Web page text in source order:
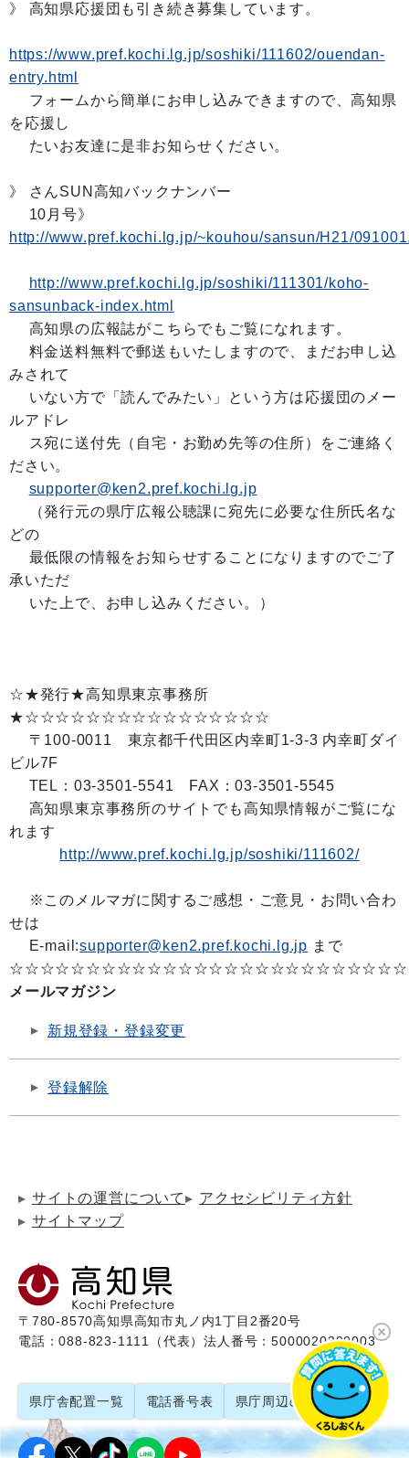
》 高知県応援団も引き続き募集しています。
https://www.pref.kochi.lg.jp/soshiki/111602/ouendan-
entry.html
フォームから簡単にお申し込みできますので、高知県
を応援し
たいお友達に是非お知らせください。
》 さんSUN高知バックナンバー
10月号》
http://www.pref.kochi.lg.jp/~kouhou/sansun/H21/
http://www.pref.kochi.lg.jp/soshiki/111301/koho-
sansunback-index.html
高知県の広報誌がこちらでもご覧になれます。
料金送料無料で郵送もいたしますので、まだお申し込
みされて
いない方で「読んでみたい」という方は応援団のメー
ルアドレ
ス宛に送付先（自宅・お勤め先等の住所）をご連絡く
ださい。
supporter@ken2.pref.kochi.lg.jp
（発行元の県庁広報公聴課に宛先に必要な住所氏名な
どの
最低限の情報をお知らせすることになりますのでご了
承いただ
いた上で、お申し込みください。）
☆★発行★高知県東京事務所
★☆☆☆☆☆☆☆☆☆☆☆☆☆☆☆☆
〒100-0011 東京都千代田区内幸町1-3-3 内幸町ダイ
ビル7F
TEL：03-3501-5541 FAX：03-3501-5545
高知県東京事務所のサイトでも高知県情報がご覧にな
れます
http://www.pref.kochi.lg.jp/soshiki/111602/
※このメルマガに関するご感想・ご意見・お問い合わ
せは
E-mail:supporter@ken2.pref.kochi.lg.jp まで
メールマガジン
新規登録・登録変更
登録解除
サイトの運営について
アクセシビリティ方針
サイトマップ
〒780-8570高知県高知市丸ノ内1丁目2番20号
電話：088-823-1111（代表）法人番号：5000020390003
県庁舎配置一覧 電話番号表 県庁周辺のご案内